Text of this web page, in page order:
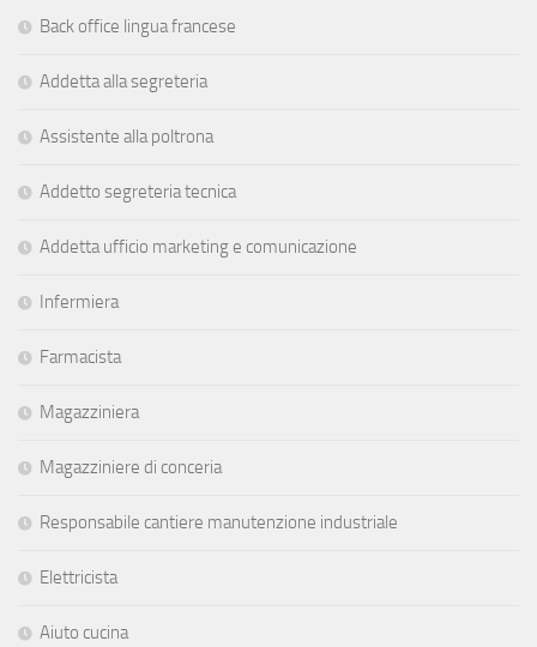
Back office lingua francese
Addetta alla segreteria
Assistente alla poltrona
Addetto segreteria tecnica
Addetta ufficio marketing e comunicazione
Infermiera
Farmacista
Magazziniera
Magazziniere di conceria
Responsabile cantiere manutenzione industriale
Elettricista
Aiuto cucina